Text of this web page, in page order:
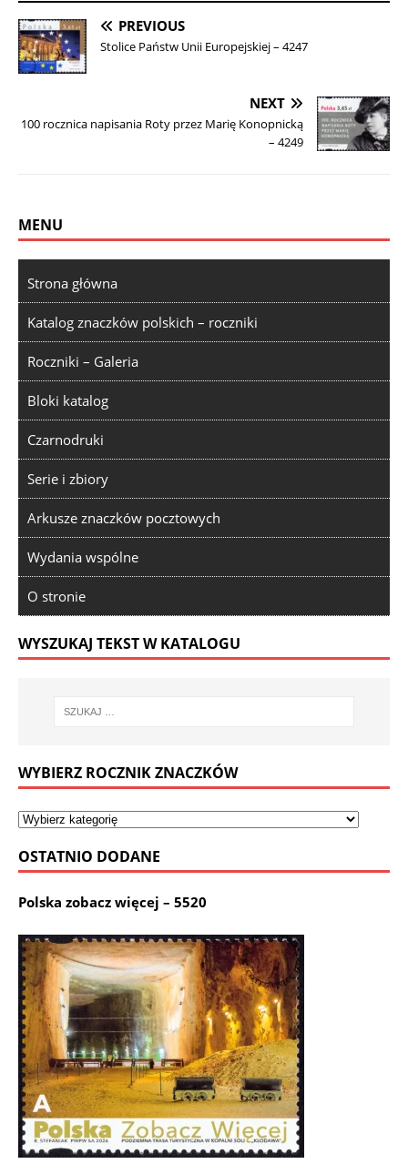
PREVIOUS
Stolice Państw Unii Europejskiej – 4247
NEXT
100 rocznica napisania Roty przez Marię Konopnicką
– 4249
MENU
Strona główna
Katalog znaczków polskich – roczniki
Roczniki – Galeria
Bloki katalog
Czarnodruki
Serie i zbiory
Arkusze znaczków pocztowych
Wydania wspólne
O stronie
WYSZUKAJ TEKST W KATALOGU
WYBIERZ ROCZNIK ZNACZKÓW
OSTATNIO DODANE
Polska zobacz więcej – 5520